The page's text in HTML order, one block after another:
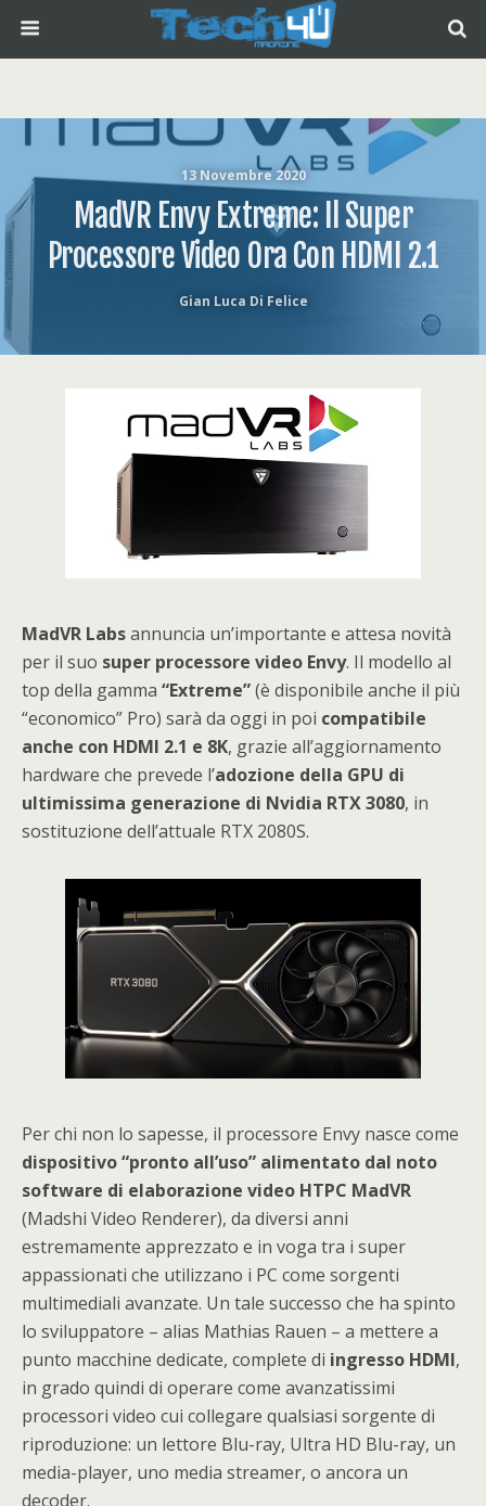
13 Novembre 2020
MadVR Envy Extreme: Il Super
Processore Video Ora Con HDMI 2.1
Gian Luca Di Felice
MadVR Labsannuncia un’importante e attesa novità
per il suo super processore video Envy. Il modello al
top della gamma “Extreme”(è disponibile anche il più
“economico” Pro) sarà da oggi in poi compatibile
anche con HDMI 2.1 e 8K, grazie all’aggiornamento
hardware che prevede l’adozione della GPU di
ultimissima generazione di Nvidia RTX 3080, in
sostituzione dell’attuale RTX 2080S.
Per chi non lo sapesse, il processore Envy nasce come
dispositivo “pronto all’uso” alimentato dal noto
software di elaborazione video HTPC MadVR
(Madshi Video Renderer), da diversi anni
estremamente apprezzato e in voga tra i super
appassionati che utilizzano i PC come sorgenti
multimediali avanzate. Un tale successo che ha spinto
lo sviluppatore – alias Mathias Rauen – a mettere a
punto macchine dedicate, complete di ingresso HDMI,
in grado quindi di operare come avanzatissimi
processori video cui collegare qualsiasi sorgente di
riproduzione: un lettore Blu-ray, Ultra HD Blu-ray, un
media-player, uno media streamer, o ancora un
decoder.